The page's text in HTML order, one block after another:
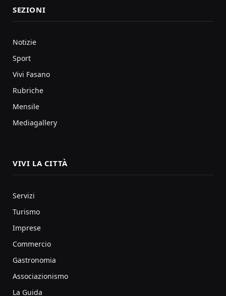
SEZIONI
Notizie
Sport
Vivi Fasano
Rubriche
Mensile
Mediagallery
VIVI LA CITTÀ
Servizi
Turismo
Imprese
Commercio
Gastronomia
Associazionismo
La Guida